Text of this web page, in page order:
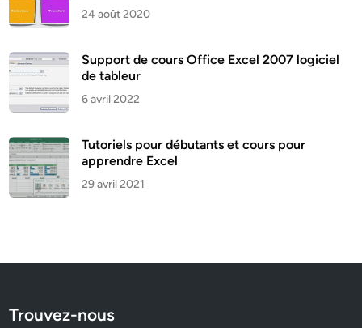
24 août 2020
Support de cours Office Excel 2007 logiciel
de tableur
6 avril 2022
Tutoriels pour débutants et cours pour
apprendre Excel
29 avril 2021
Trouvez-nous